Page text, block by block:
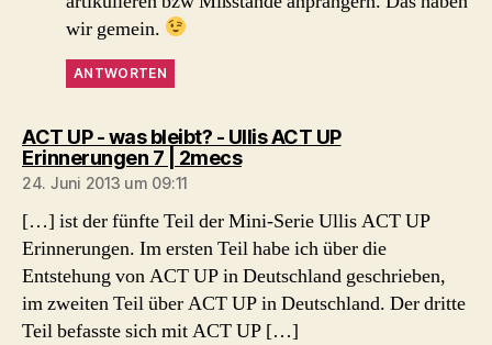
wir gemein.
ANTWORTEN
ACT UP - was bleibt? - Ullis ACT UP
Erinnerungen 7 | 2mecssagt:
24. Juni 2013 um 09:11
[…] ist der fünfte Teil der Mini-Serie Ullis ACT UP
Erinnerungen. Im ersten Teil habe ich über die
Entstehung von ACT UP in Deutschland geschrieben,
im zweiten Teil über ACT UP in Deutschland. Der dritte
Teil befasste sich mit ACT UP […]